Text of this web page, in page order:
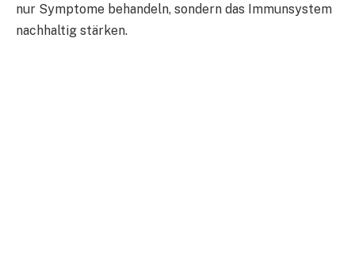
nur Symptome behandeln, sondern das Immunsystem
nachhaltig stärken.